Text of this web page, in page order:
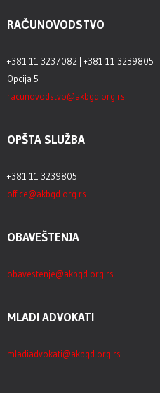
RAČUNOVODSTVO
+381 11 3237082 | +381 11 3239805
Opcija 5
racunovodstvo@akbgd.org.rs
OPŠTA SLUŽBA
+381 11 3239805
office@akbgd.org.rs
OBAVEŠTENJA
obavestenje@akbgd.org.rs
MLADI ADVOKATI
mladiadvokati@akbgd.org.rs